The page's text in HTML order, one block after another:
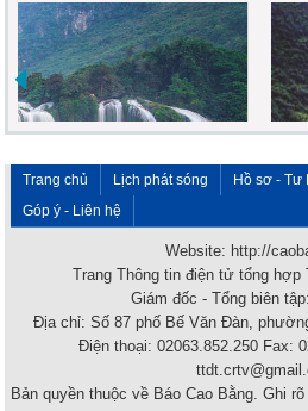
Trang chủ Lịch phát sóng Hồ sơ - Tư
Góp ý - Liên hệ
Website: http://
Trang Thông tin điện tử tổng hợp
Giám đốc - Tổng biên
Địa chỉ: Số 87 phố Bế Văn Đàn,
Điện thoại: 02063.852.250 Fax:
Bản quyền thuộc về Báo Cao Bằng. Ghi